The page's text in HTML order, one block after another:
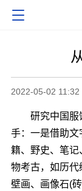
2022-05-02 11:32
研究中国服饰
手：一是借助
籍、野史、笔
物考古，如历
壁画、画像石(